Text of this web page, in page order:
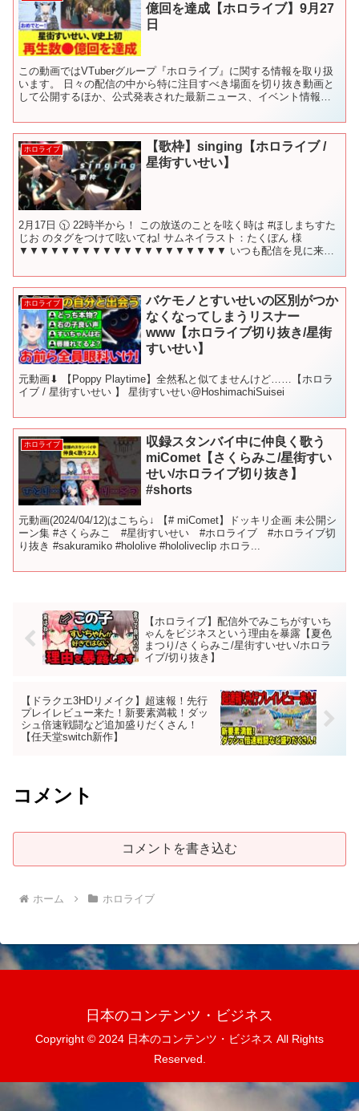
億回を達成【ホロライブ】9月27
日
この動画ではVTuberグループ『ホロライブ』に関する情報を取り扱
います。 日々の配信の中から特に注目すべき場面を切り抜き動画と
して公開するほか、公式発表された最新ニュース、イベント情報、
ホロライブ
【歌枠】singing【ホロライブ /
星街すいせい】
2月17日 🕥 22時半から！ この放送のことを呟く時は #ほしまちすた
じお​​ のタグをつけて呟いてね! サムネイラスト：たくぼん 様
▼▼▼▼▼▼▼▼▼▼▼▼▼▼▼▼▼▼▼▼ いつも配信を見に来て
ホロライブ
バケモノとすいせいの区別がつか
なくなってしまうリスナー
www【ホロライブ切り抜き/星街
すいせい】
元動画⬇︎ 【Poppy Playtime】全然私と似てませんけど……【ホロラ
イブ / 星街すいせい 】 星街すいせい@HoshimachiSuisei
ホロライブ
収録スタンバイ中に仲良く歌う
miComet【さくらみこ/星街すい
せい/ホロライブ切り抜き】
#shorts
元動画(2024/04/12)はこちら↓ 【# miComet】ドッキリ企画 未公開シ
ーン集 #さくらみこ #星街すいせい #ホロライブ #ホロライブ切
り抜き #sakuramiko #hololive #hololiveclip ホロラ...
【ホロライブ】配信外でみこちがすいち
ゃんをビジネスという理由を暴露【夏色
まつり/さくらみこ/星街すいせい/ホロラ
イブ/切り抜き】
【ドラクエ3HDリメイク】超速報！先行
プレイレビュー来た！新要素満載！ダッ
シュ倍速戦闘など追加盛りだくさん！
【任天堂switch新作】
コメント
コメントを書き込む
ホーム ホロライブ
日本のコンテンツ・ビジネス
Copyright © 2024 日本のコンテンツ・ビジネス All Rights
Reserved.